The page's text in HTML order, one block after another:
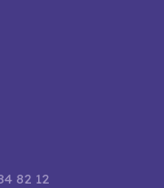
82 12